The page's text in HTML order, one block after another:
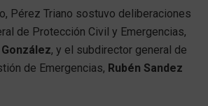
Pérez Triano sostuvo deliberaciones
de Protección Civil y Emergencias,
, y el subdirector general de
de Emergencias, Rubén Sandez